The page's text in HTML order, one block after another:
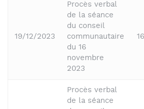
19/12/2023
Procès verbal
de la séance
du conseil
communautaire
du 16
novembre
2023
Procès verbal
de la séance